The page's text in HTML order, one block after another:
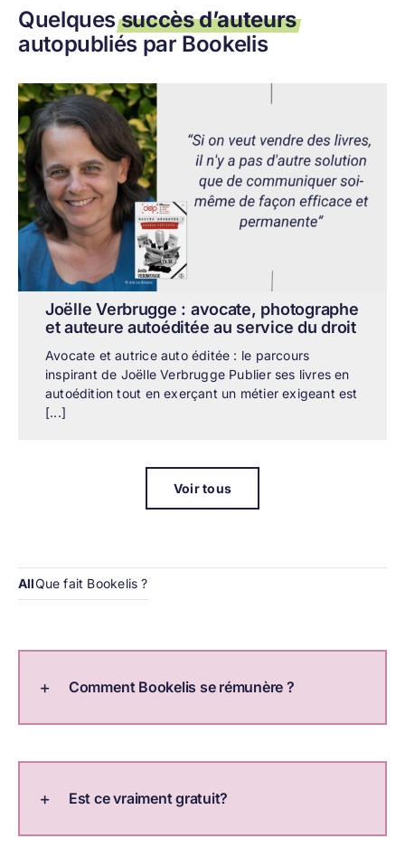
Quelquessuccès d’auteurs
autopubliés par Bookelis
Joëlle Verbrugge : avocate, photographe
et auteure autoéditée au service du droit
Avocate et autrice auto éditée : le parcours
inspirant de Joëlle Verbrugge Publier ses livres en
autoédition tout en exerçant un métier exigeant est
[...]
Voir tous
AllQue fait Bookelis ?
Comment Bookelis se rémunère ?
Est ce vraiment gratuit?